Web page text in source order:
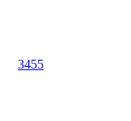
3455